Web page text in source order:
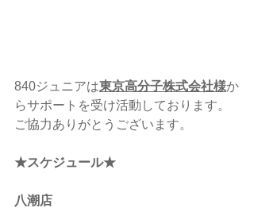
840ジュニアは東京高分子株式会社様か
らサポートを受け活動しております。
ご協力ありがとうございます。
★スケジュール★
八潮店